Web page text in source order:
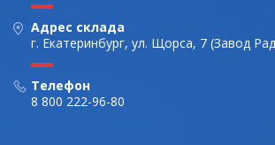
Адрес склада
г. Екатеринбург, ул. Щорса, 7 (Завод
Телефон
8 800 222-96-80